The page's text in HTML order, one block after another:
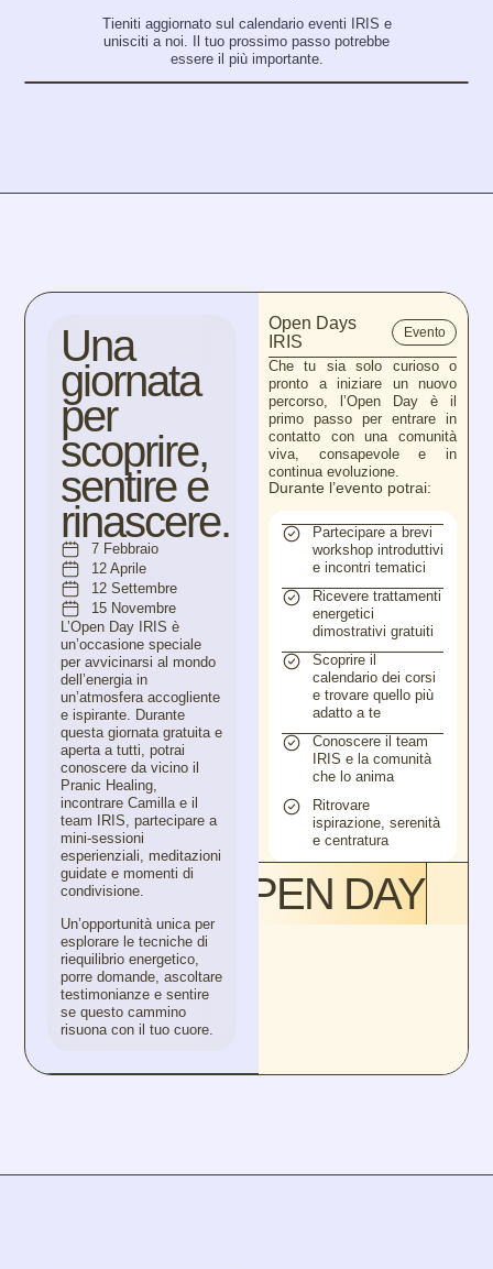
Tieniti aggiornato sul calendario eventi IRIS e
unisciti a noi. Il tuo prossimo passo potrebbe
essere il più importante.
Una
giornata
per
scoprire,
sentire e
rinascere.
7 Febbraio
12 Aprile
12 Settembre
15 Novembre
L’Open Day IRIS è
un’occasione speciale
per avvicinarsi al mondo
dell’energia in
un’atmosfera accogliente
e ispirante. Durante
questa giornata gratuita e
aperta a tutti, potrai
conoscere da vicino il
Pranic Healing,
incontrare Camilla e il
team IRIS, partecipare a
mini-sessioni
esperienziali, meditazioni
guidate e momenti di
condivisione.
Un’opportunità unica per
esplorare le tecniche di
riequilibrio energetico,
porre domande, ascoltare
testimonianze e sentire
se questo cammino
risuona con il tuo cuore.
Open Days
IRIS
Evento
Che tu sia solo curioso o
pronto a iniziare un nuovo
percorso, l’Open Day è il
primo passo per entrare in
contatto con una comunità
viva, consapevole e in
continua evoluzione.
Durante l’evento potrai:
Partecipare a brevi
workshop introduttivi
e incontri tematici
Ricevere trattamenti
energetici
dimostrativi gratuiti
Scoprire il
calendario dei corsi
e trovare quello più
adatto a te
Conoscere il team
IRIS e la comunità
che lo anima
Ritrovare
ispirazione, serenità
e centratura
OPEN DAY